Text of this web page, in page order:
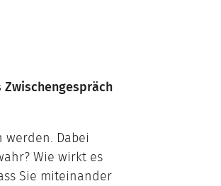
Dabei
Wie wirkt es
Sie miteinander